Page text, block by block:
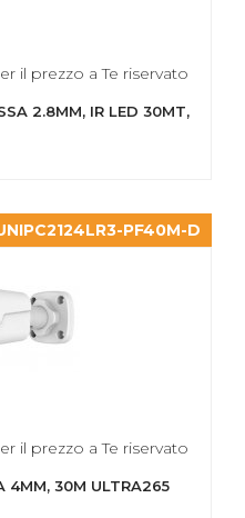
il prezzo a Te riservato
2.8MM, IR LED 30MT,
PF40M-D
il prezzo a Te riservato
4MM, 30M ULTRA265